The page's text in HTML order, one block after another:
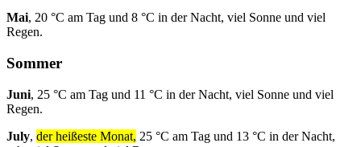
Mai, 20 °C am Tag und 8 °C in der Nacht, viel Sonne und viel
Regen.
Sommer
Juni, 25 °C am Tag und 11 °C in der Nacht, viel Sonne und viel
Regen.
July, der heißeste Monat, 25 °C am Tag und 13 °C in der Nacht,